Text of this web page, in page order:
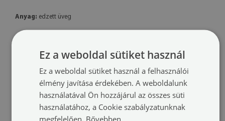
Anyag: edzett üveg
téglalap alakú
Felszerelés: a termék készen áll a felszerelésre. A csomag tartalmaz
professzionális polimer ragasztót is.
További információk:
Ez a weboldal sütiket használ
Ez a weboldal sütiket használ a felhasználói
élmény javítása érdekében. A weboldalunk
használatával Ön hozzájárul az összes süti
használatához, a Cookie szabályzatunknak
megfelelően. Bővebben